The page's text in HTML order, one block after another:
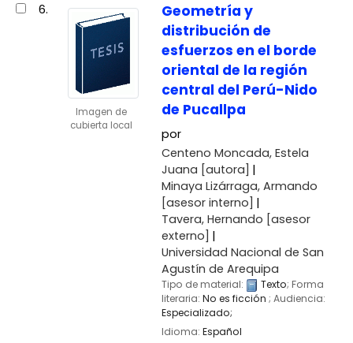
6.
Imagen de
cubierta local
Geometría y
distribución de
esfuerzos en el borde
oriental de la región
central del Perú-Nido
de Pucallpa
por
Centeno Moncada, Estela
Juana [autora]
Minaya Lizárraga, Armando
[asesor interno]
Tavera, Hernando [asesor
externo]
Universidad Nacional de San
Agustín de Arequipa
Tipo de material: Texto; Forma
literaria: No es ficción ; Audiencia:
Especializado;
Idioma: Español